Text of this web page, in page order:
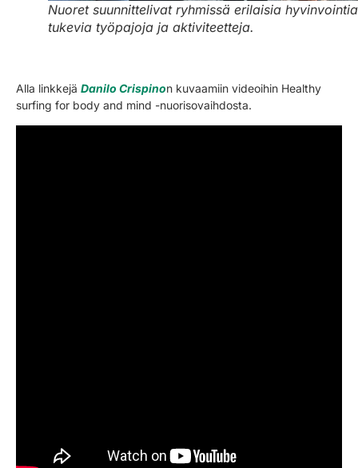
Nuoret suunnittelivat ryhmissä erilaisia hyvinvointia
tukevia työpajoja ja aktiviteetteja.
Alla linkkejä Danilo Crispinon kuvaamiin videoihin Healthy
surfing for body and mind -nuorisovaihdosta.